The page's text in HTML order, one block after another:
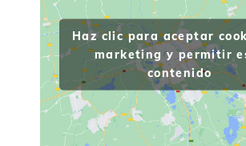
Haz clic para aceptar
marketing y permitir
contenido